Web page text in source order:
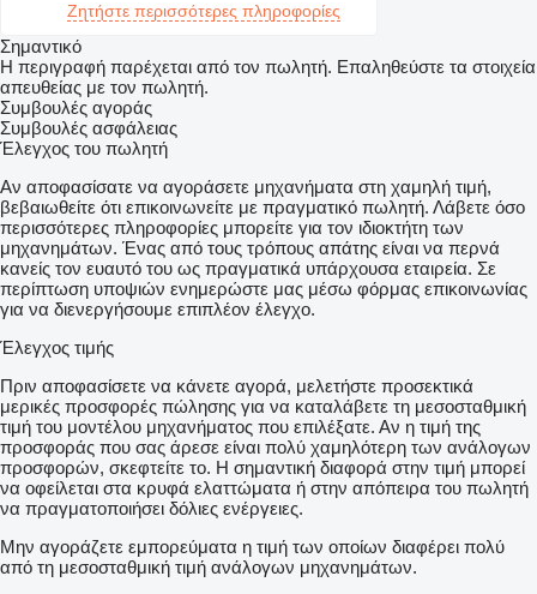
Ζητήστε περισσότερες πληροφορίες
Σημαντικό
Η περιγραφή παρέχεται από τον πωλητή. Επαληθεύστε τα στοιχεία
απευθείας με τον πωλητή.
Συμβουλές αγοράς
Συμβουλές ασφάλειας
Έλεγχος του πωλητή
Αν αποφασίσατε να αγοράσετε μηχανήματα στη χαμηλή τιμή,
βεβαιωθείτε ότι επικοινωνείτε με πραγματικό πωλητή. Λάβετε όσο
περισσότερες πληροφορίες μπορείτε για τον ιδιοκτήτη των
μηχανημάτων. Ένας από τους τρόπους απάτης είναι να περνά
κανείς τον ευαυτό του ως πραγματικά υπάρχουσα εταιρεία. Σε
περίπτωση υποψιών ενημερώστε μας μέσω φόρμας επικοινωνίας
για να διενεργήσουμε επιπλέον έλεγχο.
Έλεγχος τιμής
Πριν αποφασίσετε να κάνετε αγορά, μελετήστε προσεκτικά
μερικές προσφορές πώλησης για να καταλάβετε τη μεσοσταθμική
τιμή του μοντέλου μηχανήματος που επιλέξατε. Αν η τιμή της
προσφοράς που σας άρεσε είναι πολύ χαμηλότερη των ανάλογων
προσφορών, σκεφτείτε το. Η σημαντική διαφορά στην τιμή μπορεί
να οφείλεται στα κρυφά ελαττώματα ή στην απόπειρα του πωλητή
να πραγματοποιήσει δόλιες ενέργειες.
Μην αγοράζετε εμπορεύματα η τιμή των οποίων διαφέρει πολύ
από τη μεσοσταθμική τιμή ανάλογων μηχανημάτων.